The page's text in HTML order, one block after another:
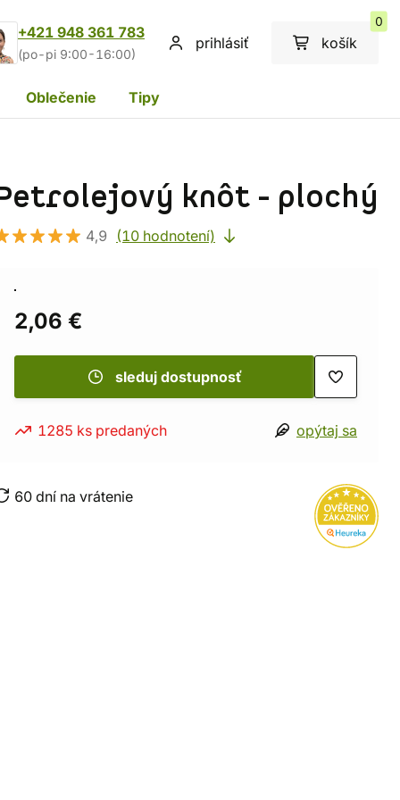
+421 948 361 783
(po-pi 9:00-16:00)
prihlásiť košík
0
Oblečenie Tipy
knôt - plochý
4,9 (10 hodnotení)
2,06 €
sleduj dostupnosť
1285 ks predaných opýtaj sa
60 dní na vrátenie